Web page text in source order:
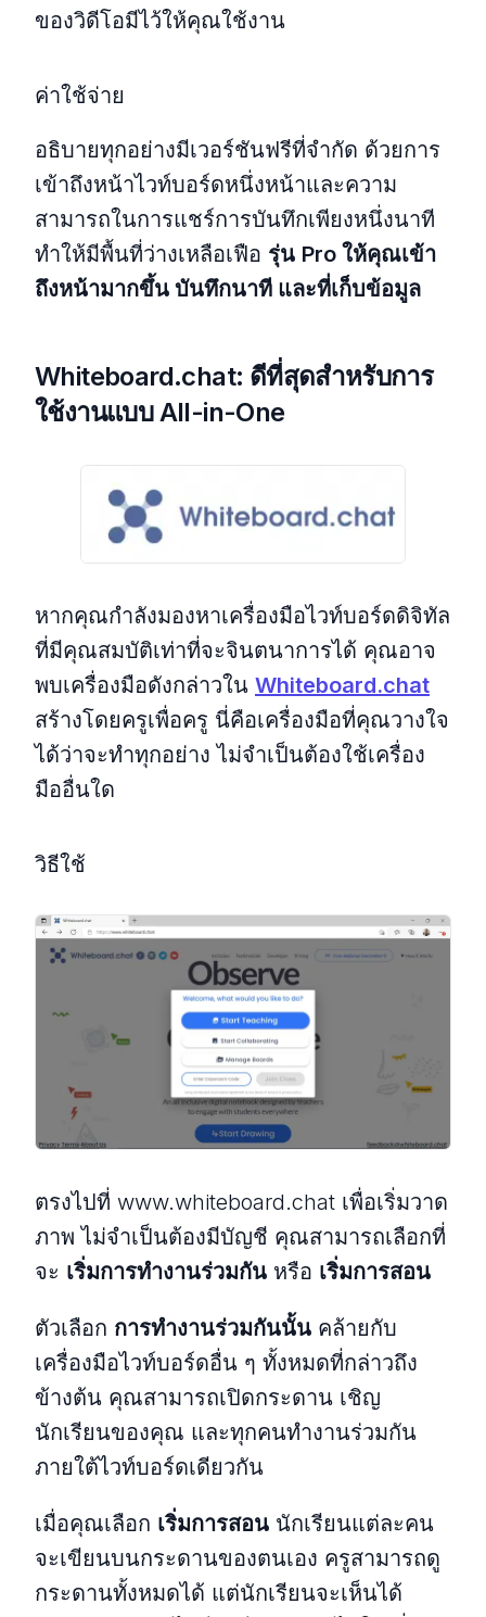
ของวิดีโอมีไว้ให้คุณใช้งาน
ค่าใช้จ่าย
อธิบายทุกอย่างมีเวอร์ชันฟรีที่จำกัด ด้วยการ
เข้าถึงหน้าไวท์บอร์ดหนึ่งหน้าและความ
สามารถในการแชร์การบันทึกเพียงหนึ่งนาที
ทำให้มีพื้นที่ว่างเหลือเฟือ รุ่น Pro ให้คุณเข้า
ถึงหน้ามากขึ้น บันทึกนาที และที่เก็บข้อมูล
Whiteboard.chat: ดีที่สุดสำหรับการ
ใช้งานแบบ All-in-One
หากคุณกำลังมองหาเครื่องมือไวท์บอร์ดดิจิทัล
ที่มีคุณสมบัติเท่าที่จะจินตนาการได้ คุณอาจ
พบเครื่องมือดังกล่าวใน Whiteboard.chat
สร้างโดยครูเพื่อครู นี่คือเครื่องมือที่คุณวางใจ
ได้ว่าจะทำทุกอย่าง ไม่จำเป็นต้องใช้เครื่อง
มืออื่นใด
วิธีใช้
ตรงไปที่ www.whiteboard.chat เพื่อเริ่มวาด
ภาพ ไม่จำเป็นต้องมีบัญชี คุณสามารถเลือกที่
จะ เริ่มการทำงานร่วมกัน หรือ เริ่มการสอน
ตัวเลือก การทำงานร่วมกันนั้น คล้ายกับ
เครื่องมือไวท์บอร์ดอื่น ๆ ทั้งหมดที่กล่าวถึง
ข้างต้น คุณสามารถเปิดกระดาน เชิญ
นักเรียนของคุณ และทุกคนทำงานร่วมกัน
ภายใต้ไวท์บอร์ดเดียวกัน
เมื่อคุณเลือก เริ่มการสอน นักเรียนแต่ละคน
จะเขียนบนกระดานของตนเอง ครูสามารถดู
กระดานทั้งหมดได้ แต่นักเรียนจะเห็นได้